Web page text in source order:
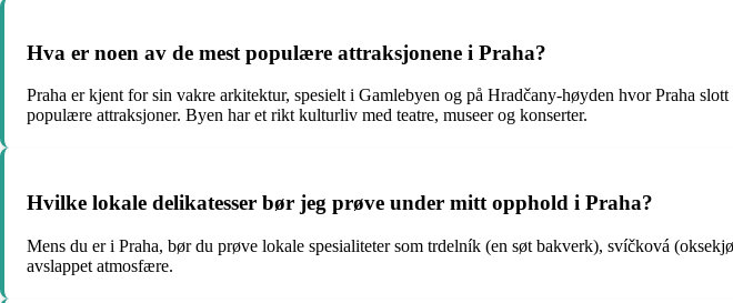
Hva er noen av de mest populære attraksjonene i Praha?
Praha er kjent for sin vakre arkitektur, spesielt i Gamlebyen og på Hradčany-høyden hvor Praha
populære attraksjoner. Byen har et rikt kulturliv med teatre, museer og konserter.
Hvilke lokale delikatesser bør jeg prøve under mitt opphold i Praha?
Mens du er i Praha, bør du prøve lokale spesialiteter som trdelník (en søt bakverk), svíčková
avslappet atmosfære.